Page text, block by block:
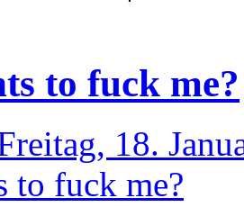
to fuck me?
18.
to fuck me?